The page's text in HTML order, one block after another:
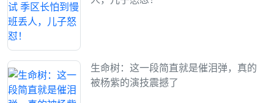
生命树：这一段简直就是催泪弹，真的
被杨紫的演技震撼了